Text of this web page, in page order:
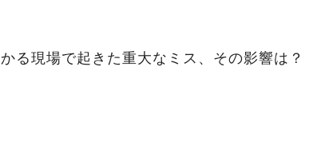
る現場で起きた重大なミス、その影響は？